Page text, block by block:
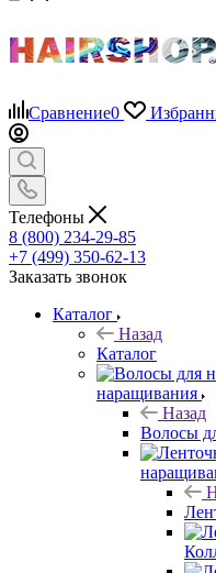
Сравнение0
Телефоны
8 (800) 234-29-85
+7 (499) 350-62-13
Заказать звонок
Каталог
Назад
Каталог
наращивания
Назад
Волосы